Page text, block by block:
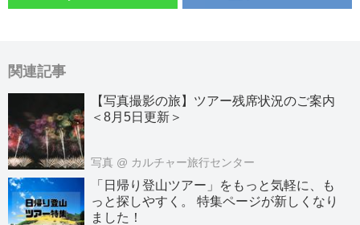
関連記事
【写真撮影の旅】ツアー残席状況のご案内
＜8月5日更新＞
写真 @ カルチャー旅行センター
「日帰り登山ツアー」をもっと気軽に、も
っと探しやすく。 特集ページが新しくなり
ました！